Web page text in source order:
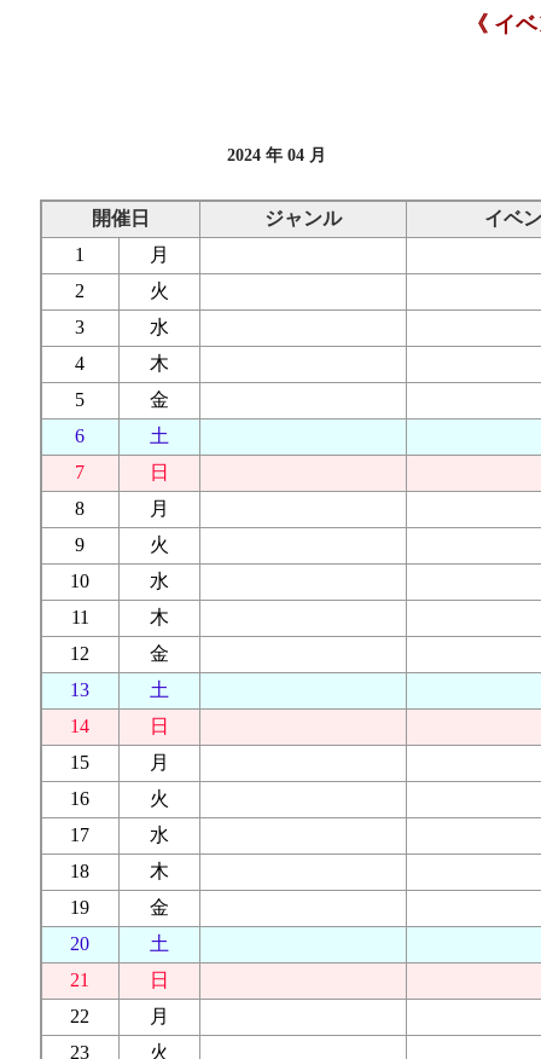
《 イ
2024 年 04 月
開催日 ジャンル
イベ
1
月
2
火
3
水
4
木
5
金
6
土
7
日
8
月
9
火
10
水
11
木
12
金
13
土
14
日
15
月
16
火
17
水
18
木
19
金
20
土
21
日
22
月
23
火